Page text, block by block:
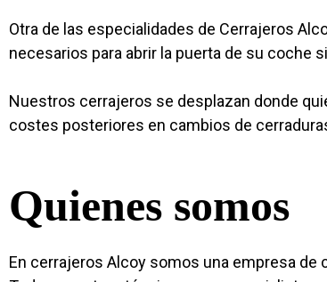
Otra de las especialidades de Cerrajeros
necesarios para abrir la puerta de su coche
Nuestros cerrajeros se desplazan donde
costes posteriores en cambios de
Quienes somos
En cerrajeros Alcoy somos una empresa